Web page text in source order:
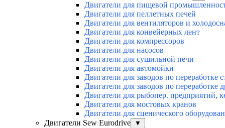
Двигатели для пищевой
Двигатели для пеллетных печей
Двигатели для вентиляторов и
Двигатели для конвейерных лент
Двигатели для компрессоров
Двигатели для насосов
Двигатели для сушильной печи
Двигатели для автомойки
Двигатели для заводов по переработке
Двигатели для заводов по переработке
Двигатели для рыбопер. предприятий,
Двигатели для мостовых кранов
Двигатели для сценического
Двигатели Sew Eurodrive
▼